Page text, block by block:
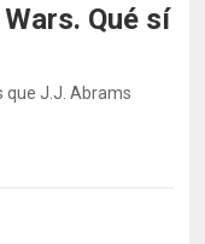
Qué sí
que J.J. Abrams